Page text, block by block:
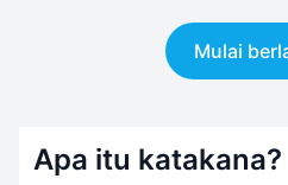
Mulai
Apa itu katakana?